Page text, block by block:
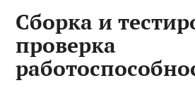
Сборка и
проверка